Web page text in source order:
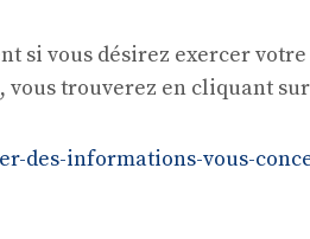
si vous désirez exercer
vous trouverez en cliquant
des-informations-vous-